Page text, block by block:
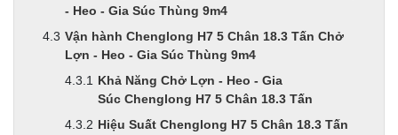
- Heo - Gia Súc Thùng 9m4
Vận hành Chenglong H7 5 Chân 18.3 Tấn Chở
Lợn - Heo - Gia Súc Thùng 9m4
Khả Năng Chở Lợn - Heo - Gia
Súc Chenglong H7 5 Chân 18.3 Tấn
Hiệu Suất Chenglong H7 5 Chân 18.3 Tấn